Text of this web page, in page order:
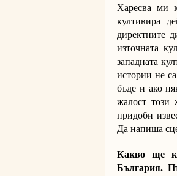
Харесва ми
култивира
директните
източната
западната
истории не
бъде и ако
жалост този
придоби
Да напиша
Какво ще
България.